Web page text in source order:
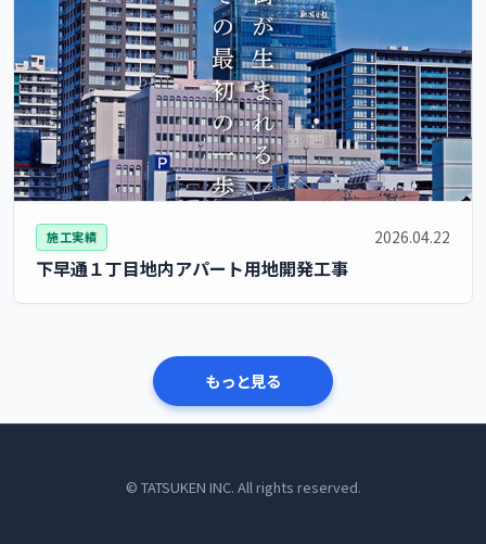
施工実績 2026.04.22
下早通１丁目地内アパート用地開発工事
もっと見る
© TATSUKEN INC. All rights reserved.